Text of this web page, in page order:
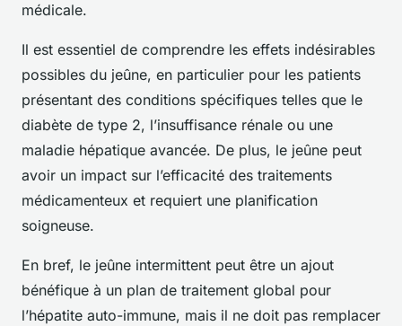
médicale.
Il est essentiel de comprendre les effets indésirables
possibles du jeûne, en particulier pour les patients
présentant des conditions spécifiques telles que le
diabète de type 2, l’insuffisance rénale ou une
maladie hépatique avancée. De plus, le jeûne peut
avoir un impact sur l’efficacité des traitements
médicamenteux et requiert une planification
soigneuse.
En bref, le jeûne intermittent peut être un ajout
bénéfique à un plan de traitement global pour
l’hépatite auto-immune, mais il ne doit pas remplacer